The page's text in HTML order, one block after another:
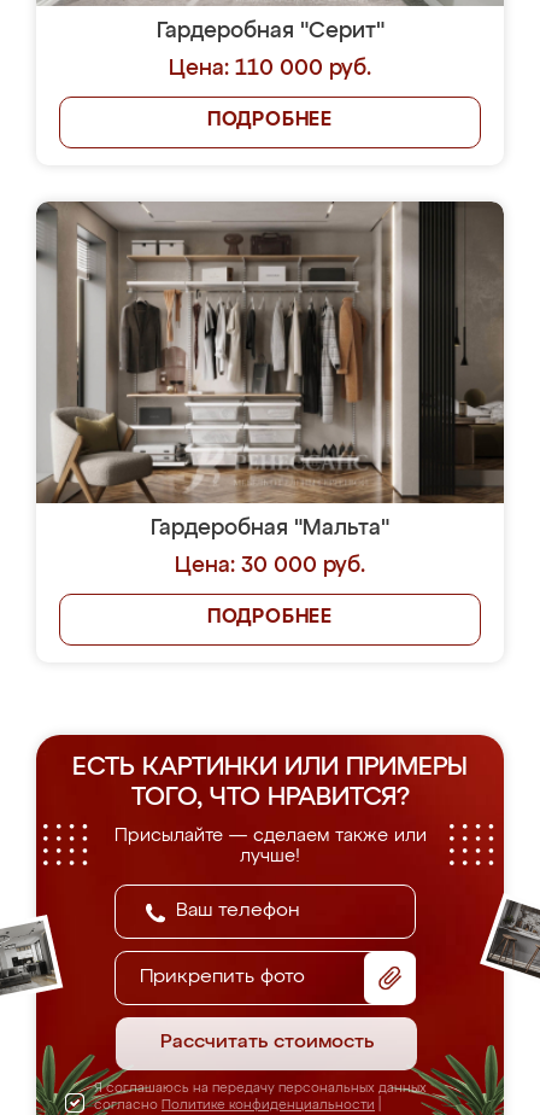
Гардеробная "Серит"
Цена: 110 000 руб.
ПОДРОБНЕЕ
Гардеробная "Мальта"
Цена: 30 000 руб.
ПОДРОБНЕЕ
ЕСТЬ КАРТИНКИ ИЛИ ПРИМЕРЫ
ТОГО, ЧТО НРАВИТСЯ?
Присылайте — сделаем также или
лучше!
Прикрепить фото
Рассчитать стоимость
Я соглашаюсь на передачу персональных данных
согласно Политике конфиденциальности